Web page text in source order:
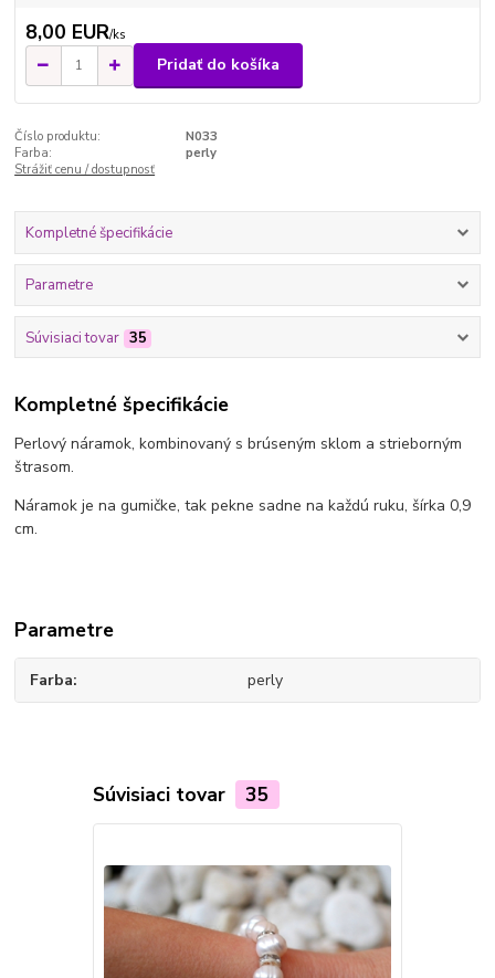
8,00 EUR/ks
Pridať do košíka
Číslo produktu:
N033
Farba:
perly
Strážiť cenu / dostupnosť
Kompletné špecifikácie
Parametre
Súvisiaci tovar 35
Kompletné špecifikácie
Perlový náramok, kombinovaný s brúseným sklom a strieborným
štrasom.
Náramok je na gumičke, tak pekne sadne na každú ruku, šírka 0,9
cm.
Parametre
Farba perly
Súvisiaci tovar 35